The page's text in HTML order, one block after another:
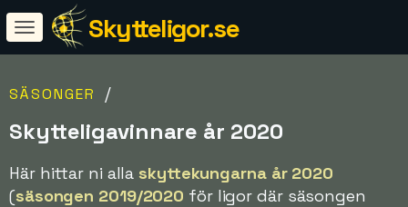
Skytteligor.se
SÄSONGER /
Skytteligavinnare år 2020
Här hittar ni alla skyttekungarna år 2020
(säsongen 2019/2020 för ligor där säsongen